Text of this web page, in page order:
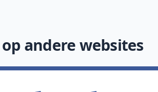
andere websites